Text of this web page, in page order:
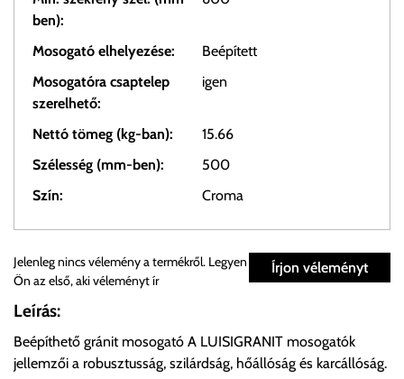
ben):
Mosogató elhelyezése:
Beépített
Mosogatóra csaptelep
szerelhető:
igen
Nettó tömeg (kg-ban):
15.66
Szélesség (mm-ben):
500
Szín:
Croma
Személyes átvétel:
Önnek lehetősége van rendelését a beérkezést követően
előre egyeztetett időpontban.
Írjon véleményt
Jelenleg nincs vélemény a termékről. Legyen
Ön az első, aki véleményt ír
Leírás:
Beépíthető gránit mosogató A LUISIGRANIT mosogatók
jellemzői a robusztusság, szilárdság, hőállóság és karcállóság.